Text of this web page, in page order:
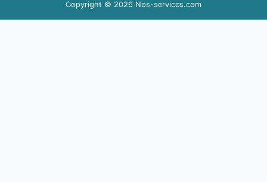
Copyright © 2026 Nos-services.com